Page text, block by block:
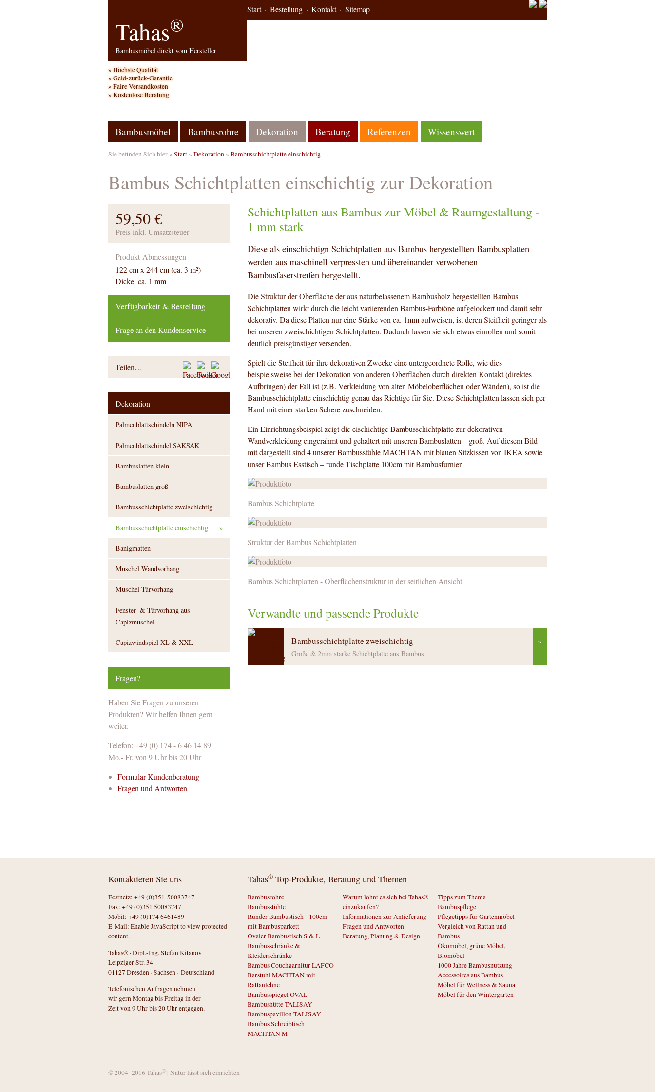
Start Bestellung Kontakt Sitemap
Tahas®
Bambusmöbel direkt vom Hersteller
Höchste Qualität
Geld-zurück-Garantie
Faire Versandkosten
Kostenlose Beratung
Bambusmöbel Bambusrohre Dekoration Beratung Referenzen Wissenswert
Sie befinden Sich hier » Start» Dekoration» Bambusschichtplatte einschichtig
Bambus Schichtplatten einschichtig zur Dekoration
Schichtplatten aus Bambus zur Möbel & Raumgestaltung -
1 mm stark
Diese als einschichtign Schichtplatten aus Bambus hergestellten Bambusplatten
werden aus maschinell verpressten und übereinander verwobenen
Bambusfaserstreifen hergestellt.
Die Struktur der Oberfläche der aus naturbelassenem Bambusholz hergestellten Bambus
Schichtplatten wirkt durch die leicht variierenden Bambus-Farbtöne aufgelockert und damit sehr
dekorativ. Da diese Platten nur eine Stärke von ca. 1mm aufweisen, ist deren Steifheit geringer als
bei unseren zweischichtigen Schichtplatten. Dadurch lassen sie sich etwas einrollen und somit
deutlich preisgünstiger versenden.
Spielt die Steifheit für ihre dekorativen Zwecke eine untergeordnete Rolle, wie dies
beispielsweise bei der Dekoration von anderen Oberflächen durch direkten Kontakt (direktes
Aufbringen) der Fall ist (z.B. Verkleidung von alten Möbeloberflächen oder Wänden), so ist die
Bambusschichtplatte einschichtig genau das Richtige für Sie. Diese Schichtplatten lassen sich per
Hand mit einer starken Schere zuschneiden.
Ein Einrichtungsbeispiel zeigt die eischichtige Bambusschichtplatte zur dekorativen
Wandverkleidung eingerahmt und gehaltert mit unseren Bambuslatten – groß. Auf diesem Bild
mit dargestellt sind 4 unserer Bambusstühle MACHTAN mit blauen Sitzkissen von IKEA sowie
unser Bambus Esstisch – runde Tischplatte 100cm mit Bambusfurnier.
Bambus Schichtplatte
Struktur der Bambus Schichtplatten
Bambus Schichtplatten - Oberflächenstruktur in der seitlichen Ansicht
Verwandte und passende Produkte
Bambusschichtplatte zweischichtig
Große & 2mm starke Schichtplatte aus Bambus
»
59,50 €
Preis inkl. Umsatzsteuer
Produkt-Abmessungen
122 cm x 244 cm (ca. 3 m²)
Dicke: ca. 1 mm
Verfügbarkeit & Bestellung
Frage an den Kundenservice
Teilen…
Dekoration
Palmenblattschindeln NIPA
Palmenblattschindel SAKSAK
Bambuslatten klein
Bambuslatten groß
Bambusschichtplatte zweischichtig
Bambusschichtplatte einschichtig »
Banigmatten
Muschel Wandvorhang
Muschel Türvorhang
Fenster- & Türvorhang aus
Capizmuschel
Capizwindspiel XL & XXL
Fragen?
Haben Sie Fragen zu unseren
Produkten? Wir helfen Ihnen gern
weiter.
Telefon: +49 (0) 174 - 6 46 14 89
Mo.- Fr. von 9 Uhr bis 20 Uhr
Formular Kundenberatung
Fragen und Antworten
Kontaktieren Sie uns
Festnetz: +49 (0)351 50083747
Fax: +49 (0)351 50083747
Mobil: +49 (0)174 6461489
E-Mail: Enable JavaScript to view protected
content.
Tahas® · Dipl.-Ing. Stefan Kitanov
Leipziger Str. 34
01127 Dresden · Sachsen · Deutschland
Telefonischen Anfragen nehmen
wir gern Montag bis Freitag in der
Zeit von 9 Uhr bis 20 Uhr entgegen.
Tahas® Top-Produkte, Beratung und Themen
Bambusrohre
Bambusstühle
Runder Bambustisch - 100cm
mit Bambusparkett
Ovaler Bambustisch S & L
Bambusschränke &
Kleiderschränke
Bambus Couchgarnitur LAFCO
Barstuhl MACHTAN mit
Rattanlehne
Bambusspiegel OVAL
Bambushütte TALISAY
Bambuspavillon TALISAY
Bambus Schreibtisch
MACHTAN M
Warum lohnt es sich bei Tahas®
einzukaufen?
Informationen zur Anlieferung
Fragen und Antworten
Beratung, Planung & Design
Tipps zum Thema
Bambuspflege
Pflegetipps für Gartenmöbel
Vergleich von Rattan und
Bambus
Ökomöbel, grüne Möbel,
Biomöbel
1000 Jahre Bambusnutzung
Accessoires aus Bambus
Möbel für Wellness & Sauna
Möbel für den Wintergarten
© 2004–2016 Tahas® | Natur lässt sich einrichten